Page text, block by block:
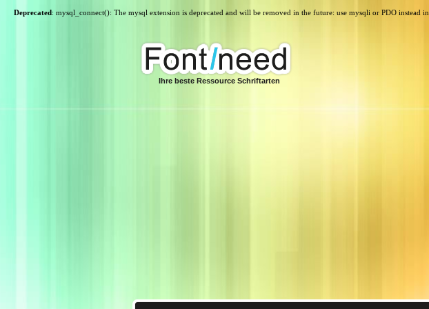
Deprecated: mysql_connect(): The mysql extension is deprecated and will be removed in the future: use mysqli or PDO instead in
Ihre beste Ressource Schriftarten